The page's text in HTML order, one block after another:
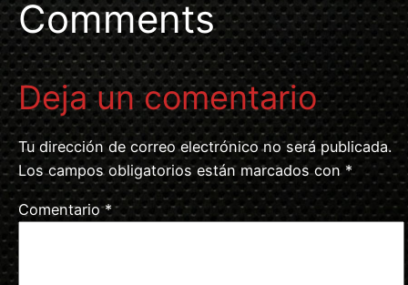
Comments
Deja un comentario
Tu dirección de correo electrónico no será publicada.
Los campos obligatorios están marcados con *
Comentario*